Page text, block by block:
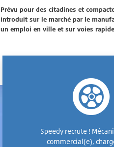
Prévu pour des citadines et
introduit sur le marché par le
un emploi en ville et sur voies
Speedy recrute !
commercial(e),